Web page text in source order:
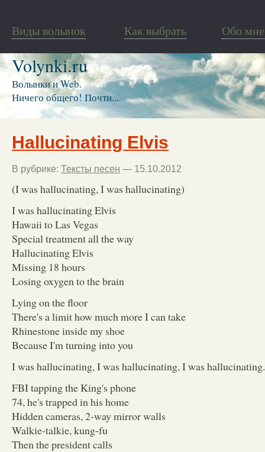
Виды волынок Как выбрать Обо мне
Volynki.ru
Волынки и Web.
Ничего общего! Почти...
Hallucinating Elvis
В рубрике: Тексты песен — 15.10.2012
(I was hallucinating, I was hallucinating)
I was hallucinating Elvis
Hawaii to Las Vegas
Special treatment all the way
Hallucinating Elvis
Missing 18 hours
Losing oxygen to the brain
Lying on the floor
There's a limit how much more I can take
Rhinestone inside my shoe
Because I'm turning into you
I was hallucinating, I was hallucinating, I was
FBI tapping the King's phone
74, he's trapped in his home
Hidden cameras, 2-way mirror walls
Walkie-talkie, kung-fu
Then the president calls